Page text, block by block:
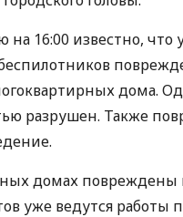
на 16:00 известно, что
дома.
разрушен. Также
домах повреждены
уже ведутся работы